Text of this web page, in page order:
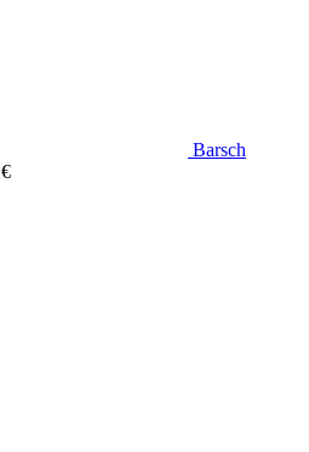
Barsch
€